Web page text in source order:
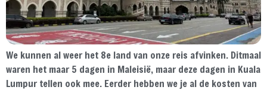
We kunnen al weer het 8e land van onze reis afvinken. Ditmaal
waren het maar 5 dagen in Maleisië, maar deze dagen in Kuala
Lumpur tellen ook mee. Eerder hebben we je al de kosten van